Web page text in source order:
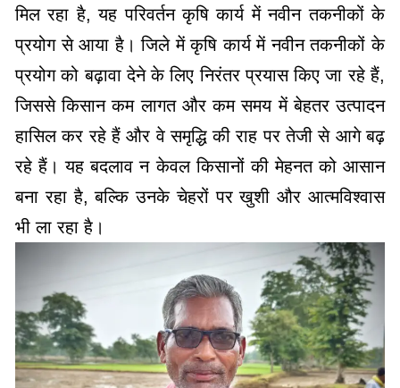
मिल रहा है, यह परिवर्तन कृषि कार्य में नवीन तकनीकों के
प्रयोग से आया है। जिले में कृषि कार्य में नवीन तकनीकों के
प्रयोग को बढ़ावा देने के लिए निरंतर प्रयास किए जा रहे हैं,
जिससे किसान कम लागत और कम समय में बेहतर उत्पादन
हासिल कर रहे हैं और वे समृद्धि की राह पर तेजी से आगे बढ़
रहे हैं। यह बदलाव न केवल किसानों की मेहनत को आसान
बना रहा है, बल्कि उनके चेहरों पर खुशी और आत्मविश्वास
भी ला रहा है।